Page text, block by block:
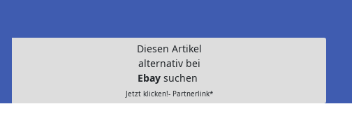
Diesen Artikel
alternativ bei
Ebay suchen
Jetzt klicken!- Partnerlink*